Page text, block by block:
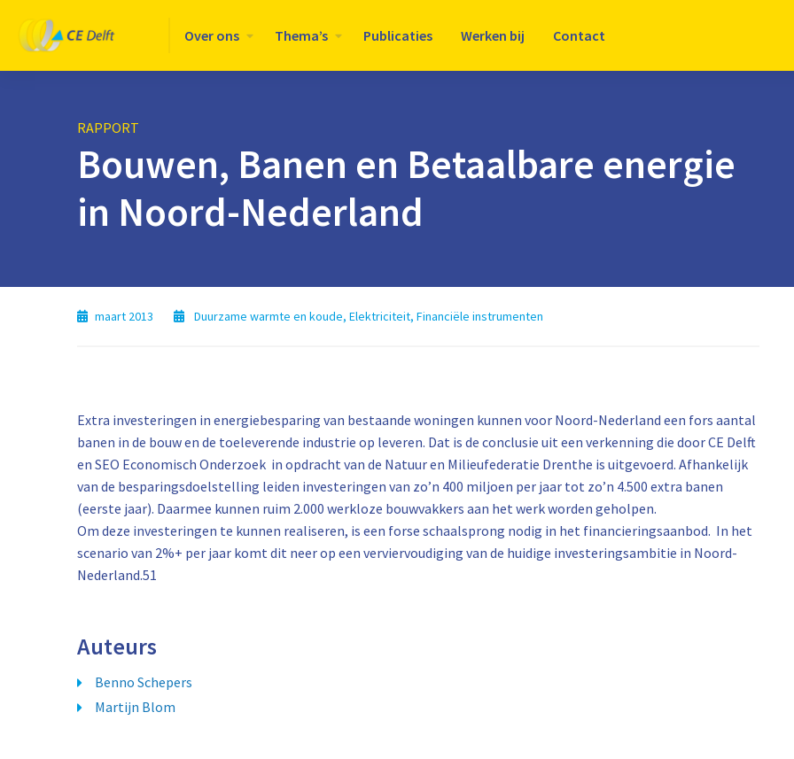
Logo
CE
Delft
Over ons Thema’s Publicaties Werken bij Contact
RAPPORT
Bouwen, Banen en Betaalbare energie
in Noord-Nederland
maart 2013 Duurzame warmte en koude, Elektriciteit, Financiële instrumenten
Extra investeringen in energiebesparing van bestaande woningen kunnen voor Noord-Nederland een fors aantal
banen in de bouw en de toeleverende industrie op leveren. Dat is de conclusie uit een verkenning die door CE Delft
en SEO Economisch Onderzoek in opdracht van de Natuur en Milieufederatie Drenthe is uitgevoerd. Afhankelijk
van de besparingsdoelstelling leiden investeringen van zo’n 400 miljoen per jaar tot zo’n 4.500 extra banen
(eerste jaar). Daarmee kunnen ruim 2.000 werkloze bouwvakkers aan het werk worden geholpen.
Om deze investeringen te kunnen realiseren, is een forse schaalsprong nodig in het financieringsaanbod. In het
scenario van 2%+ per jaar komt dit neer op een verviervoudiging van de huidige investeringsambitie in Noord-
Nederland.51
Auteurs
Benno Schepers
Martijn Blom